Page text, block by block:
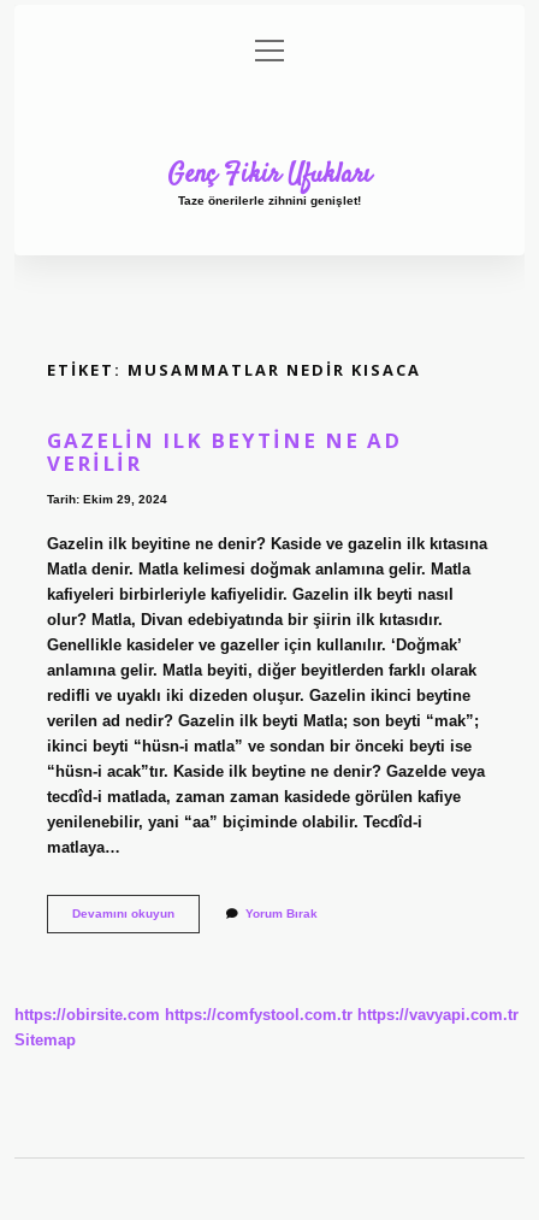
Gizlilik Politikası
menüyü
aç
Genç Fikir Ufukları
Taze önerilerle zihnini genişlet!
ETIKET: MUSAMMATLAR NEDIR KISACA
GAZELIN ILK BEYTINE NE AD
VERILIR
Tarih: Ekim 29, 2024
Gazelin ilk beyitine ne denir? Kaside ve gazelin ilk kıtasına
Matla denir. Matla kelimesi doğmak anlamına gelir. Matla
kafiyeleri birbirleriyle kafiyelidir. Gazelin ilk beyti nasıl
olur? Matla, Divan edebiyatında bir şiirin ilk kıtasıdır.
Genellikle kasideler ve gazeller için kullanılır. ‘Doğmak’
anlamına gelir. Matla beyiti, diğer beyitlerden farklı olarak
redifli ve uyaklı iki dizeden oluşur. Gazelin ikinci beytine
verilen ad nedir? Gazelin ilk beyti Matla; son beyti “mak”;
ikinci beyti “hüsn-i matla” ve sondan bir önceki beyti ise
“hüsn-i acak”tır. Kaside ilk beytine ne denir? Gazelde veya
tecdîd-i matlada, zaman zaman kasidede görülen kafiye
yenilenebilir, yani “aa” biçiminde olabilir. Tecdîd-i
matlaya…
Devamını okuyunGazelin
Yorum Bırak
https://obirsite.com https://comfystool.com.tr https://vavyapi.com.tr
Sitemap